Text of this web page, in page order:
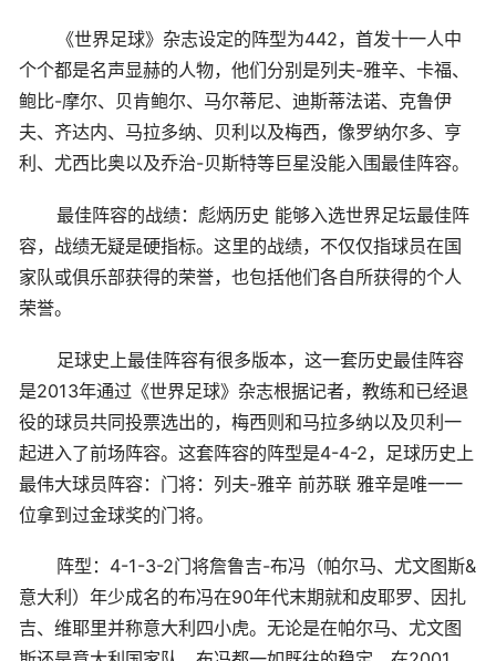
《世界足球》杂志设定的阵型为442，首发十一人中
个个都是名声显赫的人物，他们分别是列夫-雅辛、卡福、
鲍比-摩尔、贝肯鲍尔、马尔蒂尼、迪斯蒂法诺、克鲁伊
夫、齐达内、马拉多纳、贝利以及梅西，像罗纳尔多、亨
利、尤西比奥以及乔治-贝斯特等巨星没能入围最佳阵容。
最佳阵容的战绩：彪炳历史 能够入选世界足坛最佳阵
容，战绩无疑是硬指标。这里的战绩，不仅仅指球员在国
家队或俱乐部获得的荣誉，也包括他们各自所获得的个人
荣誉。
足球史上最佳阵容有很多版本，这一套历史最佳阵容
是2013年通过《世界足球》杂志根据记者，教练和已经退
役的球员共同投票选出的，梅西则和马拉多纳以及贝利一
起进入了前场阵容。这套阵容的阵型是4-4-2，足球历史上
最伟大球员阵容：门将：列夫-雅辛 前苏联 雅辛是唯一一
位拿到过金球奖的门将。
阵型：4-1-3-2门将詹鲁吉-布冯（帕尔马、尤文图斯&
意大利）年少成名的布冯在90年代末期就和皮耶罗、因扎
吉、维耶里并称意大利四小虎。无论是在帕尔马、尤文图